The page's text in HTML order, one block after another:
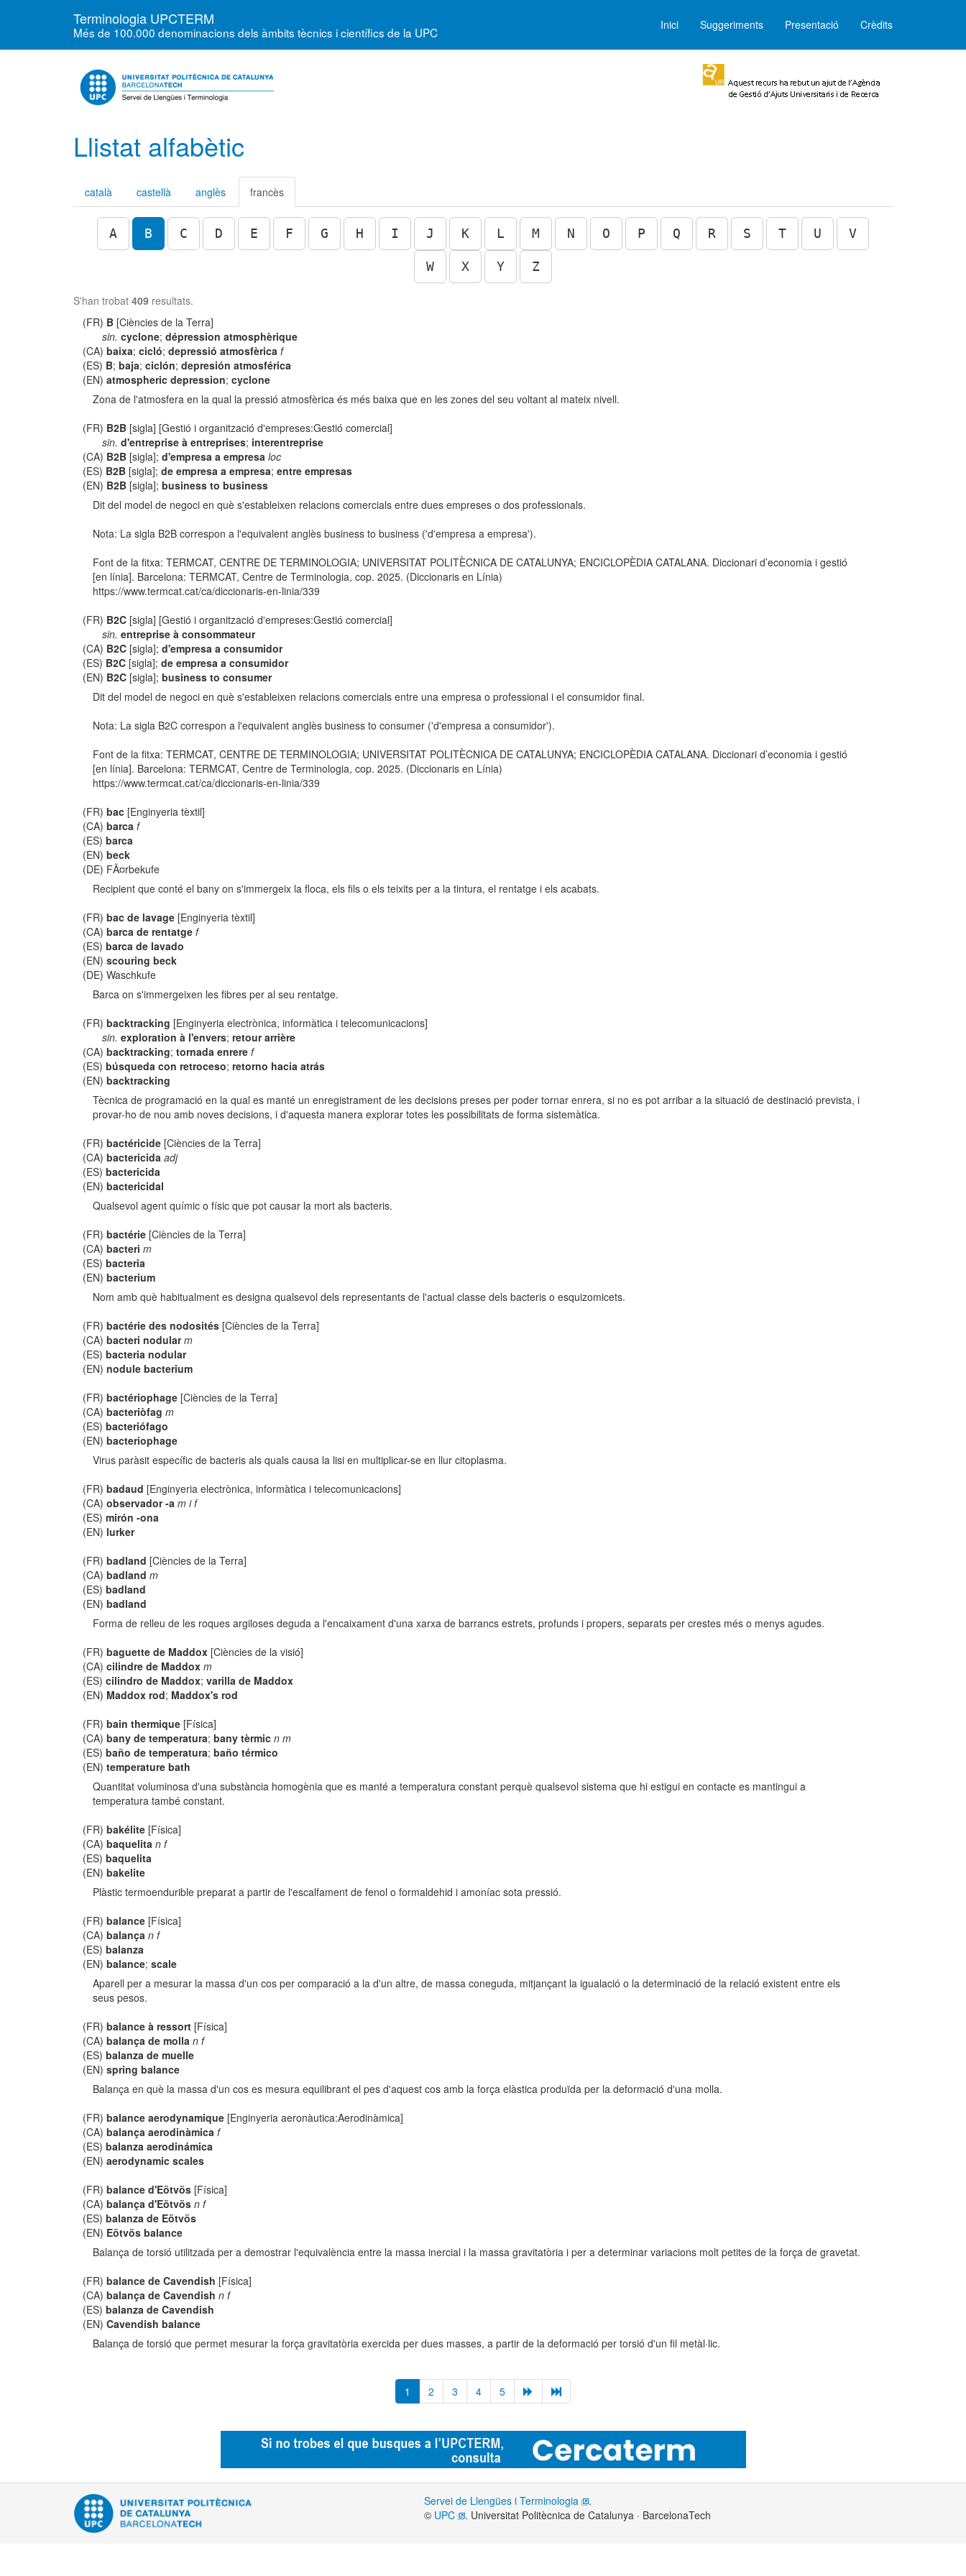
Terminologia UPCTERM
Més de 100.000 denominacions dels àmbits tècnics i científics de la UPC Inici Suggeriments Presentació Crèdits
Llistat alfabètic
català castellà anglès francès
A B C D E F G H I J K L M N O P Q R S T U V
W X Y Z
S'han trobat 409 resultats.
(FR) B [Ciències de la Terra]
sin. cyclone; dépression atmosphèrique
(CA)baixa;cicló;depressió atmosfèrica f
(ES) B;baja;ciclón;depresión atmosférica
(EN)atmospheric depression;cyclone
Zona de l'atmosfera en la qual la pressió atmosfèrica és més baixa que en les zones del seu voltant al mateix nivell.
(FR) B2B [sigla] [Gestió i organització d'empreses:Gestió comercial]
sin. d'entreprise à entreprises; interentreprise
(CA) B2B [sigla];d'empresa a empresa loc
(ES) B2B [sigla];de empresa a empresa;entre empresas
(EN) B2B [sigla];business to business
Dit del model de negoci en què s'estableixen relacions comercials entre dues empreses o dos professionals.
Nota: La sigla B2B correspon a l'equivalent anglès business to business ('d'empresa a empresa').
Font de la fitxa: TERMCAT, CENTRE DE TERMINOLOGIA; UNIVERSITAT POLITÈCNICA DE CATALUNYA; ENCICLOPÈDIA CATALANA. Diccionari d’economia i gestió
[en línia]. Barcelona: TERMCAT, Centre de Terminologia, cop. 2025. (Diccionaris en Línia)
https://www.termcat.cat/ca/diccionaris-en-linia/339
(FR) B2C [sigla] [Gestió i organització d'empreses:Gestió comercial]
sin. entreprise à consommateur
(CA) B2C [sigla];d'empresa a consumidor
(ES) B2C [sigla];de empresa a consumidor
(EN) B2C [sigla];business to consumer
Dit del model de negoci en què s'estableixen relacions comercials entre una empresa o professional i el consumidor final.
Nota: La sigla B2C correspon a l'equivalent anglès business to consumer ('d'empresa a consumidor').
Font de la fitxa: TERMCAT, CENTRE DE TERMINOLOGIA; UNIVERSITAT POLITÈCNICA DE CATALUNYA; ENCICLOPÈDIA CATALANA. Diccionari d’economia i gestió
[en línia]. Barcelona: TERMCAT, Centre de Terminologia, cop. 2025. (Diccionaris en Línia)
https://www.termcat.cat/ca/diccionaris-en-linia/339
(FR)bac [Enginyeria tèxtil]
(CA)barca f
(ES)barca
(EN)beck
(DE) FÃ¤rbekufe
Recipient que conté el bany on s'immergeix la floca, els fils o els teixits per a la tintura, el rentatge i els acabats.
(FR)bac de lavage [Enginyeria tèxtil]
(CA)barca de rentatge f
(ES)barca de lavado
(EN)scouring beck
(DE) Waschkufe
Barca on s'immergeixen les fibres per al seu rentatge.
(FR)backtracking [Enginyeria electrònica, informàtica i telecomunicacions]
sin. exploration à l'envers; retour arrière
(CA)backtracking;tornada enrere f
(ES)búsqueda con retroceso;retorno hacia atrás
(EN)backtracking
Tècnica de programació en la qual es manté un enregistrament de les decisions preses per poder tornar enrera, si no es pot arribar a la situació de destinació prevista, i
provar-ho de nou amb noves decisions, i d'aquesta manera explorar totes les possibilitats de forma sistemàtica.
(FR)bactéricide [Ciències de la Terra]
(CA)bactericida adj
(ES)bactericida
(EN)bactericidal
Qualsevol agent químic o físic que pot causar la mort als bacteris.
(FR)bactérie [Ciències de la Terra]
(CA)bacteri m
(ES)bacteria
(EN)bacterium
Nom amb què habitualment es designa qualsevol dels representants de l'actual classe dels bacteris o esquizomicets.
(FR)bactérie des nodosités [Ciències de la Terra]
(CA)bacteri nodular m
(ES)bacteria nodular
(EN)nodule bacterium
(FR)bactériophage [Ciències de la Terra]
(CA)bacteriòfag m
(ES)bacteriófago
(EN)bacteriophage
Virus paràsit específic de bacteris als quals causa la lisi en multiplicar-se en llur citoplasma.
(FR)badaud [Enginyeria electrònica, informàtica i telecomunicacions]
(CA)observador -a m i f
(ES)mirón -ona
(EN) lurker
(FR)badland [Ciències de la Terra]
(CA)badland m
(ES)badland
(EN)badland
Forma de relleu de les roques argiloses deguda a l'encaixament d'una xarxa de barrancs estrets, profunds i propers, separats per crestes més o menys agudes.
(FR)baguette de Maddox [Ciències de la visió]
(CA)cilindre de Maddox m
(ES)cilindro de Maddox;varilla de Maddox
(EN) Maddox rod; Maddox's rod
(FR)bain thermique [Física]
(CA)bany de temperatura;bany tèrmic n m
(ES)baño de temperatura;baño térmico
(EN)temperature bath
Quantitat voluminosa d'una substància homogènia que es manté a temperatura constant perquè qualsevol sistema que hi estigui en contacte es mantingui a
temperatura també constant.
(FR)bakélite [Física]
(CA)baquelita n f
(ES)baquelita
(EN)bakelite
Plàstic termoendurible preparat a partir de l'escalfament de fenol o formaldehid i amoníac sota pressió.
(FR)balance [Física]
(CA)balança n f
(ES)balanza
(EN)balance;scale
Aparell per a mesurar la massa d'un cos per comparació a la d'un altre, de massa coneguda, mitjançant la igualació o la determinació de la relació existent entre els
seus pesos.
(FR)balance à ressort [Física]
(CA)balança de molla n f
(ES)balanza de muelle
(EN)spring balance
Balança en què la massa d'un cos es mesura equilibrant el pes d'aquest cos amb la força elàstica produïda per la deformació d'una molla.
(FR)balance aerodynamique [Enginyeria aeronàutica:Aerodinàmica]
(CA)balança aerodinàmica f
(ES)balanza aerodinámica
(EN)aerodynamic scales
(FR)balance d'Eötvös [Física]
(CA)balança d'Eötvös n f
(ES)balanza de Eötvös
(EN) Eötvös balance
Balança de torsió utilitzada per a demostrar l'equivalència entre la massa inercial i la massa gravitatòria i per a determinar variacions molt petites de la força de gravetat.
(FR)balance de Cavendish [Física]
(CA)balança de Cavendish n f
(ES)balanza de Cavendish
(EN)Cavendish balance
Balança de torsió que permet mesurar la força gravitatòria exercida per dues masses, a partir de la deformació per torsió d'un fil metàl·lic.
1 2 3 4 5
Servei de Llengües i Terminologia
.
© UPC . Universitat Politècnica de Catalunya · BarcelonaTech